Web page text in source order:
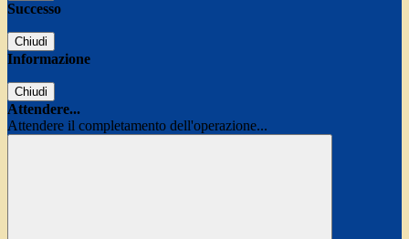
Successo
Chiudi
Informazione
Chiudi
Attendere...
Attendere il completamento dell'operazione...